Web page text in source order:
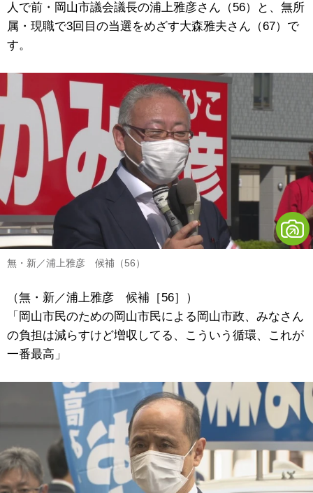
人で前・岡山市議会議長の浦上雅彦さん（56）と、無所
属・現職で3回目の当選をめざす大森雅夫さん（67）で
す。
無・新／浦上雅彦 候補（56）
（無・新／浦上雅彦 候補［56］）
「岡山市民のための岡山市民による岡山市政、みなさん
の負担は減らすけど増収してる、こういう循環、これが
一番最高」